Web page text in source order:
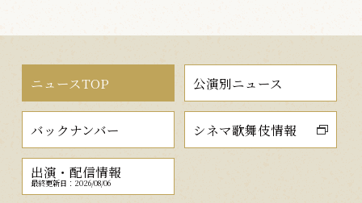
ニュースTOP 公演別ニュース
バックナンバー シネマ歌舞伎情報
出演・配信情報
最終更新日：2026/08/06